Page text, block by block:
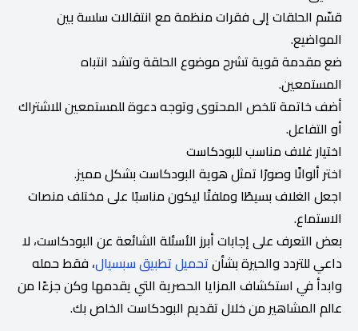
قسّم الحلقات إلى فقرات منظمة مع انتقالات سلسة بين
المواضيع.
ضع مقدمة قوية تشرح موضوع الحلقة وتشد انتباه
المستمعين.
أضف خاتمة تلخص المحتوى وتوجه دعوة للمستمعين للاشتراك
أو التفاعل.
اختيار غلاف مناسب للبودكاست
اختر ألوانًا وصورًا تمثل هوية البودكاست بشكل مميز.
اجعل الغلاف بسيطًا وملفتًا ليكون مناسبًا على مختلف منصات
الاستماع.
بعض التعرف على إجابات أبرز الأسئلة الشائعة عن البودكاست، لا
داعي للتردد والحيرة بشأنتحميل تطبيق سبسيال، فقط حمله
وابدأ في استكشاف المزايا الحصرية التي يقدمها وكن جزءًا من
عالم المشاهير من خلال تقديم البودكاست الخاص بك.